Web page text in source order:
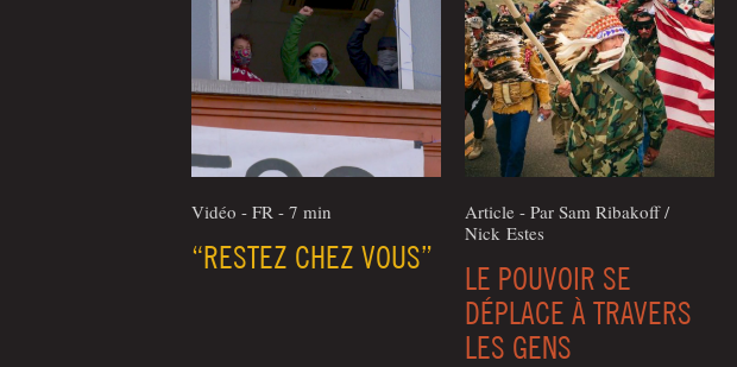
Vidéo - FR - 7 min
“RESTEZ CHEZ VOUS”
Article - Par Sam Riba­koff /
Nick Estes
LE POUVOIR SE
DÉPLACE À TRAVERS
LES GENS